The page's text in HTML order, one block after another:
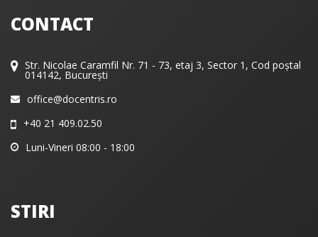
CONTACT
Str. Nicolae Caramfil Nr. 71 - 73, etaj 3, Sector 1, Cod poștal
014142, București
office@docentris.ro
+40 21 409.02.50
Luni-Vineri 08:00 - 18:00
STIRI